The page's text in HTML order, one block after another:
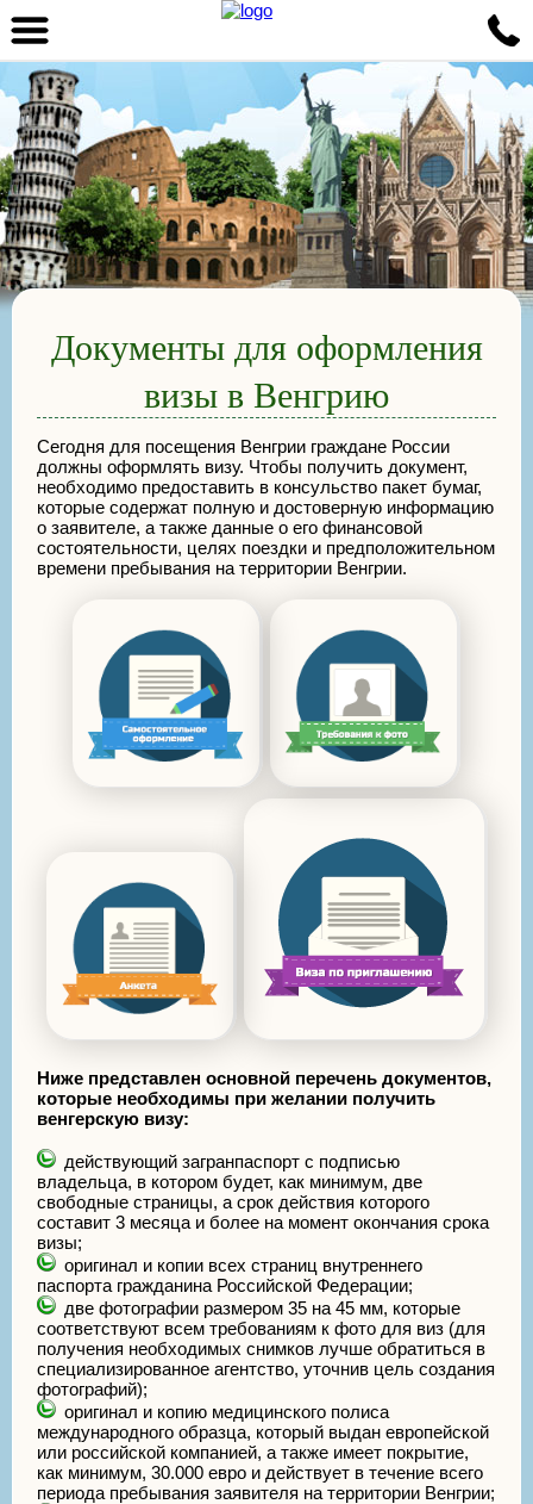
Документы для оформления
визы в Венгрию
Сегодня для посещения Венгрии граждане России
должны оформлять визу. Чтобы получить документ,
необходимо предоставить в консульство пакет бумаг,
которые содержат полную и достоверную информацию
о заявителе, а также данные о его финансовой
состоятельности, целях поездки и предположительном
времени пребывания на территории Венгрии.
Ниже представлен основной перечень документов,
которые необходимы при желании получить
венгерскую визу:
действующий загранпаспорт с подписью
владельца, в котором будет, как минимум, две
свободные страницы, а срок действия которого
составит 3 месяца и более на момент окончания срока
визы;
оригинал и копии всех страниц внутреннего
паспорта гражданина Российской Федерации;
две фотографии размером 35 на 45 мм, которые
соответствуют всем требованиям к фото для виз (для
получения необходимых снимков лучше обратиться в
специализированное агентство, уточнив цель создания
фотографий);
оригинал и копию медицинского полиса
международного образца, который выдан европейской
или российской компанией, а также имеет покрытие,
как минимум, 30.000 евро и действует в течение всего
периода пребывания заявителя на территории Венгрии;